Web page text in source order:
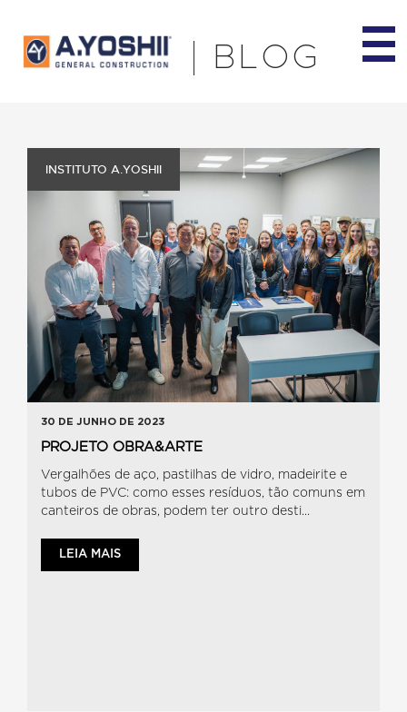
BLOG
INSTITUTO A.YOSHII
30 DE JUNHO DE 2023
PROJETO OBRA&ARTE
Vergalhões de aço, pastilhas de vidro, madeirite e
tubos de PVC: como esses resíduos, tão comuns em
canteiros de obras, podem ter outro desti...
LEIA MAIS